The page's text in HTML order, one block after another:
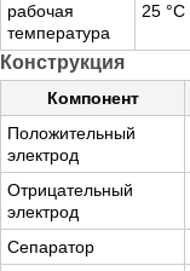
рабочая
температура
25 °С
Конструкция
Компонент
Положительный
электрод
Отрицательный
электрод
Сепаратор